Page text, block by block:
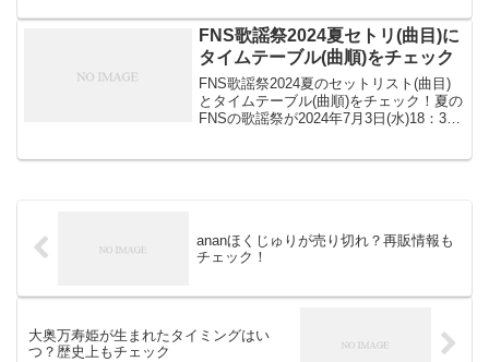
チェロレッテ武井亜樹さんと理系同志話
が合いそうだと思...
FNS歌謡祭2024夏セトリ(曲目)に
タイムテーブル(曲順)をチェック
FNS歌謡祭2024夏のセットリスト(曲目)
とタイムテーブル(曲順)をチェック！夏の
FNSの歌謡祭が2024年7月3日(水)18：30
ananほくじゅりが売り切れ？再販情報も
チェック！
大奥万寿姫が生まれたタイミングはい
つ？歴史上もチェック